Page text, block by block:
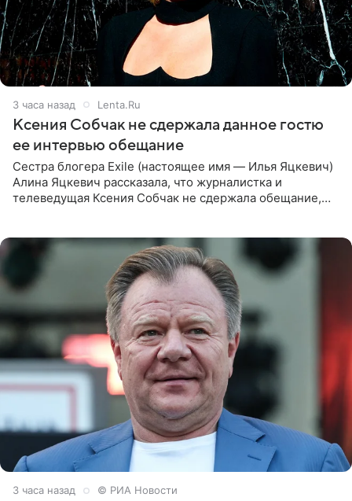
3 часа назад Lenta.Ru
Ксения Собчак не сдержала данное гостю
ее интервью обещание
Сестра блогера Exile (настоящее имя — Илья Яцкевич)
Алина Яцкевич рассказала, что журналистка и
телеведущая Ксения Собчак не сдержала обещание,
3 часа назад © РИА Новости